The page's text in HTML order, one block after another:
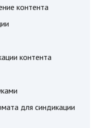
контента
контента
для синдикации